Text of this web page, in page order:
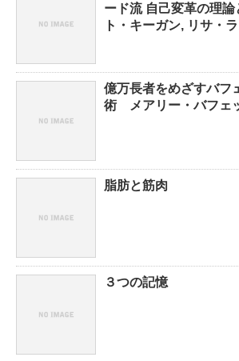
ード流 自己変革の理
ト・キーガン, リサ・
億万長者をめざすバフ
術 メアリー・バフェ
脂肪と筋肉
３つの記憶